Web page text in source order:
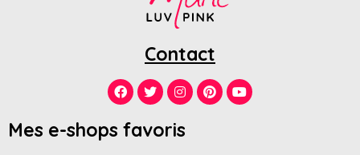
Contact
Mes e-shops favoris